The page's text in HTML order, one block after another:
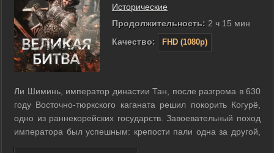
Исторические
Продолжительность: 2 ч 15 мин
Качество:
FHD (1080p)
Ли Шиминь, император династии Тан, после разгрома в 630
году Восточно-тюркского каганата решил покорить Когурё,
одно из раннекорейских государств. Завоевательный поход
императора был успешным: крепости пали одна за другой,
китайская армия разбивала пехоту и конницу противника.